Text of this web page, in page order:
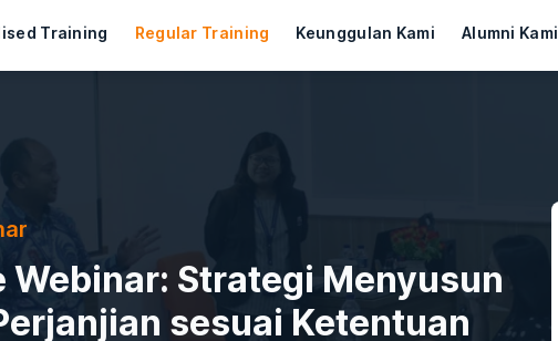
Training Regular Training Keunggulan Kami Alumni Kami
Webinar: Strategi Menyusun
sesuai Ketentuan